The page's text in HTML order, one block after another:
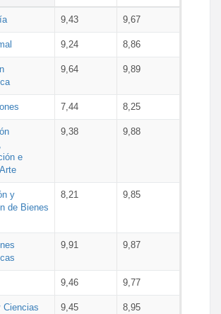
9,43 9,67
9,24 8,86
9,64 9,89
7,44 8,25
e
9,38 9,88
y
de Bienes
8,21 9,85
9,91 9,87
9,46 9,77
Ciencias
9,45 8,95